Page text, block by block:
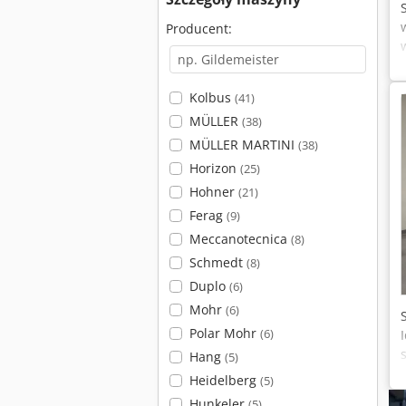
Producent:
Kolbus (41)
MÜLLER (38)
MÜLLER MARTINI (38)
Horizon (25)
Hohner (21)
Ferag (9)
Meccanotecnica (8)
Schmedt (8)
Duplo (6)
Mohr (6)
Polar Mohr (6)
Hang (5)
Heidelberg (5)